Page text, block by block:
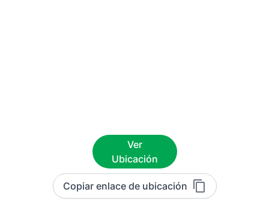
Ver
Ubicación
Copiar enlace de ubicación